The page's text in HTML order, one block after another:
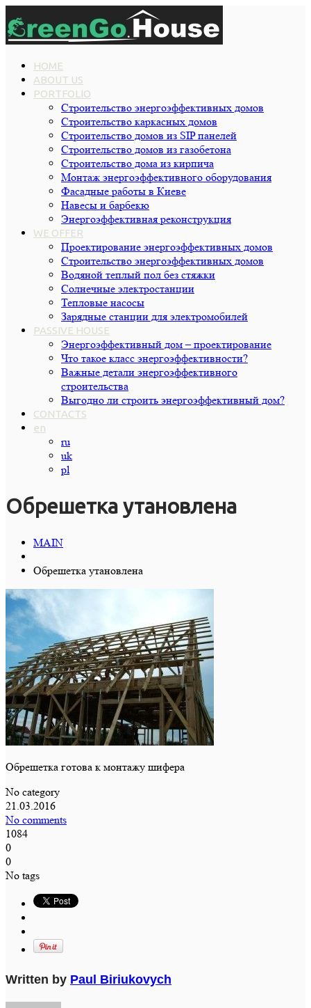
HOME
ABOUT US
PORTFOLIO
Строительство энергоэффективных домов
Строительство каркасных домов
Строительство домов из SIP панелей
Строительство домов из газобетона
Строительство дома из кирпича
Монтаж энергоэффективного оборудования
Фасадные работы в Киеве
Навесы и барбекю
Энергоэффективная реконструкция
WE OFFER
Проектирование энергоэффективных домов
Строительство энергоэффективных домов
Водяной теплый пол без стяжки
Cолнечные электростанции
Тепловые насосы
Зарядные станции для электромобилей
PASSIVE HOUSE
Энергоэффективный дом – проектирование
Что такое класс энергоэффективности?
Важные детали энергоэффективного
строительства
Выгодно ли строить энергоэффективный дом?
CONTACTS
en
ru
uk
pl
Обрешетка утановлена
MAIN
Обрешетка утановлена
Обрешетка готова к монтажу шифера
No category
21.03.2016
No comments
1084
0
0
No tags
Written by Paul Biriukovych